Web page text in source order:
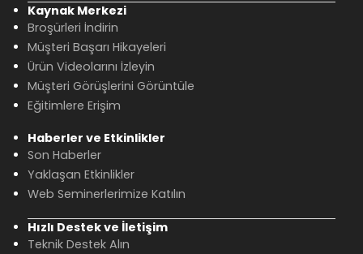
Kaynak Merkezi
Broşürleri İndirin
Müşteri Başarı Hikayeleri
Ürün Videolarını İzleyin
Müşteri Görüşlerini Görüntüle
Eğitimlere Erişim
Haberler ve Etkinlikler
Son Haberler
Yaklaşan Etkinlikler
Web Seminerlerimize Katılın
Hızlı Destek ve İletişim
Teknik Destek Alın